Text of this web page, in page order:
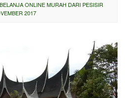
ONLINE MURAH DARI PESISIR
2017